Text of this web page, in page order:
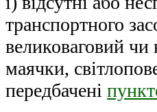
транспортного
великоваговий чи
маячки,
передбачені